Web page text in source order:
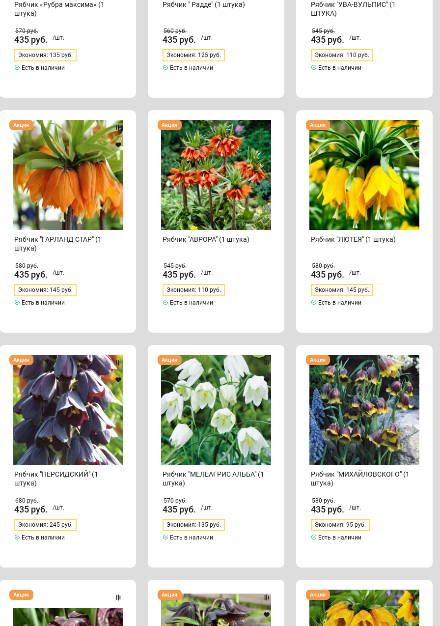
Рябчик «Рубра максима» (1
штука)
570руб.
435 руб. /шт.
Экономия: 135 руб.
Есть в наличии
Рябчик " Радде" (1 штука)
560руб.
435 руб. /шт.
Экономия: 125 руб.
Есть в наличии
Рябчик "УВА-ВУЛЬПИС" (1
ШТУКА)
545руб.
435 руб. /шт.
Экономия: 110 руб.
Есть в наличии
Рябчик
"ГАРЛАНД
СТАР"
(1
штука)
Рябчик "ГАРЛАНД СТАР" (1
штука)
Акция
580руб.
435 руб. /шт.
Экономия: 145 руб.
Есть в наличии
Рябчик
"АВРОРА"
(1
штука)
Рябчик "АВРОРА" (1 штука)
Акция
545руб.
435 руб. /шт.
Экономия: 110 руб.
Есть в наличии
Рябчик
"ЛЮТЕЯ"
(1
штука)
Рябчик "ЛЮТЕЯ" (1 штука)
Акция
580руб.
435 руб. /шт.
Экономия: 145 руб.
Есть в наличии
Рябчик
"ПЕРСИДСКИЙ"
(1
штука)
Рябчик "ПЕРСИДСКИЙ" (1
штука)
Акция
680руб.
435 руб. /шт.
Экономия: 245 руб.
Есть в наличии
Рябчик
"МЕЛЕАГРИС
АЛЬБА"
(1
штука)
Рябчик "МЕЛЕАГРИС АЛЬБА" (1
штука)
Акция
570руб.
435 руб. /шт.
Экономия: 135 руб.
Есть в наличии
Рябчик
"МИХАЙЛОВСКОГО"
(1
штука)
Рябчик "МИХАЙЛОВСКОГО" (1
штука)
Акция
530руб.
435 руб. /шт.
Экономия: 95 руб.
Есть в наличии
Рябчик
"УССУРИЙСКИЙ"
(1
штука)
Акция
Рябчик
"КАМЧАТСКИЙ"
(1
штука)
Акция
Рябчик
"СТРАЙПЕД
БЬЮТИ"
(1
штука)
Акция